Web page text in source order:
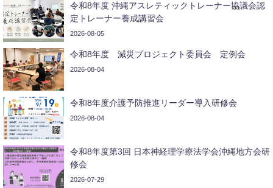
令和8年度 沖縄アスレティックトレーナー協議会認
定トレーナー養成講習会
2026-08-05
令和8年度 減災プロジェクト委員会 定例会
2026-08-04
令和8年度介護予防推進リーダー導入研修会
2026-08-04
令和8年度第3回 日本神経理学療法学会沖縄地方会研
修会
2026-07-29